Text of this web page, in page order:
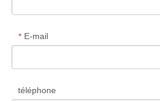
* E-mail
téléphone